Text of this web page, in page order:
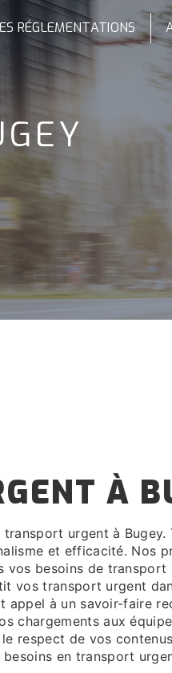
RÉGLEMENTATIONS
À
et efficacité. Nos
besoins de transport
vos transport urgent
à un savoir-faire
chargements aux
respect de vos
en transport